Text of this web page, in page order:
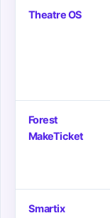
Theatre OS
Forest
MakeTicket
Smartix